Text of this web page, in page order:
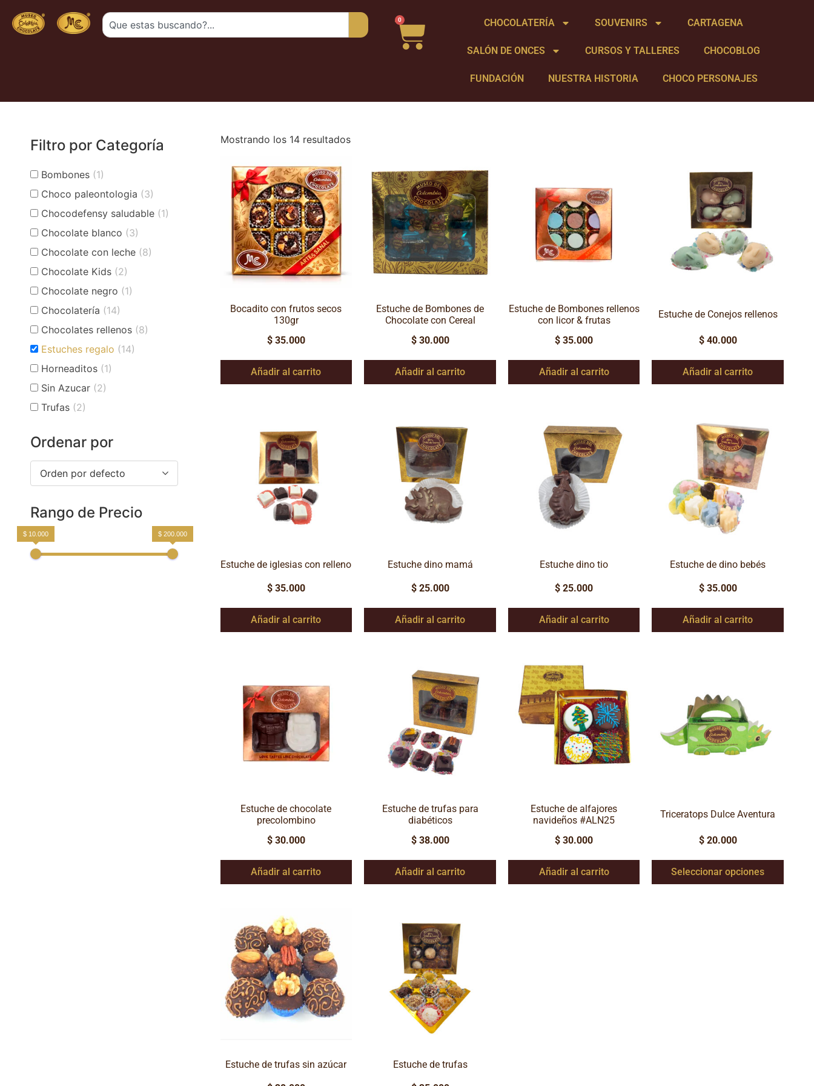
0 CHOCOLATERÍA SOUVENIRS CARTAGENA
SALÓN DE ONCES CURSOS Y TALLERES CHOCOBLOG
FUNDACIÓN NUESTRA HISTORIA CHOCO PERSONAJES
Filtro por Categoría
Bombones (1)
Choco paleontologia (3)
Chocodefensy saludable (1)
Chocolate blanco (3)
Chocolate con leche (8)
Chocolate Kids (2)
Chocolate negro (1)
Chocolatería (14)
Chocolates rellenos (8)
Estuches regalo (14)
Horneaditos (1)
Sin Azucar (2)
Trufas (2)
Ordenar por
Orden por defecto
Rango de Precio
$ 10.000 $ 200.000
Mostrando los 14 resultados
Bocadito con frutos secos
130gr
$35.000
Añadir al carrito
Estuche de Bombones de
Chocolate con Cereal
$30.000
Añadir al carrito
Estuche de Bombones rellenos
con licor & frutas
$ 35.000
Añadir al carrito
Estuche de Conejos rellenos
$40.000
Añadir al carrito
Estuche de iglesias con relleno
$35.000
Añadir al carrito
Estuche dino mamá
$25.000
Añadir al carrito
Estuche dino tio
$ 25.000
Añadir al carrito
Estuche de dino bebés
$35.000
Añadir al carrito
Estuche de chocolate
precolombino
$30.000
Añadir al carrito
Estuche de trufas para
diabéticos
$38.000
Añadir al carrito
Estuche de alfajores
navideños #ALN25
$ 30.000
Añadir al carrito
Triceratops Dulce Aventura
$20.000
Seleccionar opciones
Estuche de trufas sin azúcar Estuche de trufas